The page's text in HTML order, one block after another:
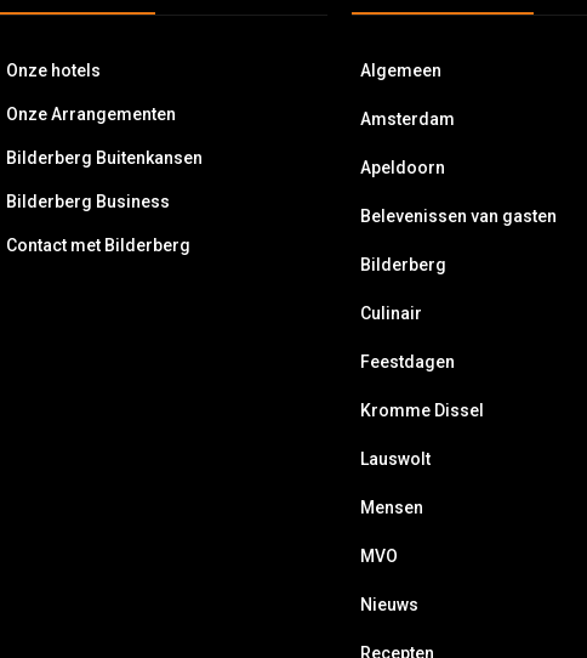
Onze hotels
Onze Arrangementen
Bilderberg Buitenkansen
Bilderberg Business
Contact met Bilderberg
Algemeen
Amsterdam
Apeldoorn
Belevenissen van gasten
Bilderberg
Culinair
Feestdagen
Kromme Dissel
Lauswolt
Mensen
MVO
Nieuws
Recepten